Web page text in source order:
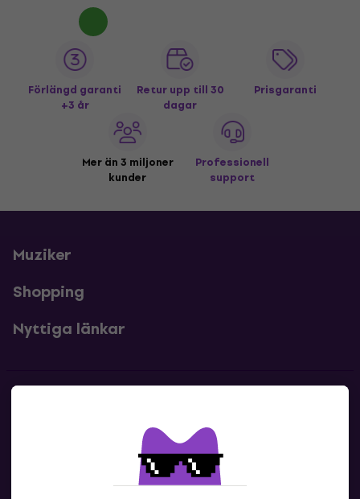
Förlängd garanti
+3 år
Retur upp till 30
dagar
Prisgaranti
Mer än 3 miljoner
kunder
Professionell
support
Muziker
Shopping
Nyttiga länkar
Kontakta oss